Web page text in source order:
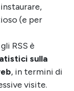
(e per
RSS è
sulla
, in termini di
visite.